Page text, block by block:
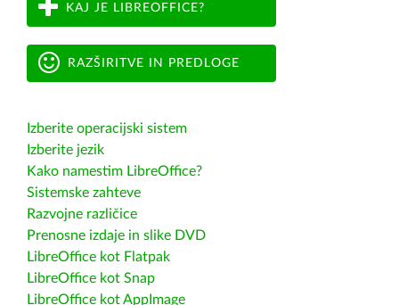
KAJ JE LIBREOFFICE?
RAZŠIRITVE IN PREDLOGE
Izberite operacijski sistem
Izberite jezik
Kako namestim LibreOffice?
Sistemske zahteve
Razvojne različice
Prenosne izdaje in slike DVD
LibreOffice kot Flatpak
LibreOffice kot Snap
LibreOffice kot AppImage